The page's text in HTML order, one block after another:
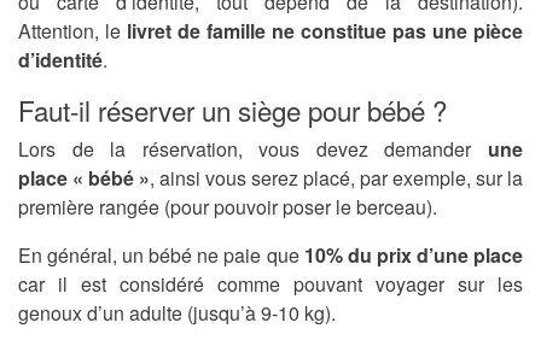
Attention, le livret de famille ne constitue pas une pièce
d’identité.
Faut-il réserver un siège pour bébé ?
Lors de la réservation, vous devez demander une
place « bébé », ainsi vous serez placé, par exemple, sur la
première rangée (pour pouvoir poser le berceau).
En général, un bébé ne paie que 10% du prix d’une place
car il est considéré comme pouvant voyager sur les
genoux d’un adulte (jusqu’à 9-10 kg).